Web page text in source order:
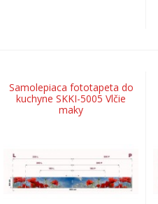
Samolepiaca fototapeta do
kuchyne SKKI-5005 Vlčie
maky